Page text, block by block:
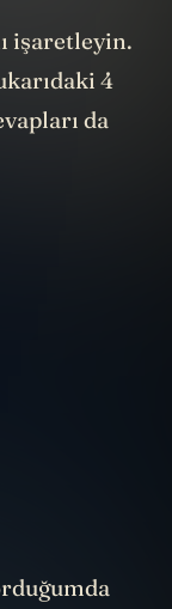
işaretleyin.
4
da